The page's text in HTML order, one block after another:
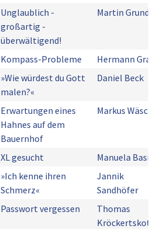
Unglaublich -
großartig -
überwältigend!
Martin Grunder
Kompass-Probleme Hermann
»Wie würdest du Gott
malen?«
Daniel Beck
Erwartungen eines
Hahnes auf dem
Bauernhof
Markus Wäsch
XL gesucht Manuela
»Ich kenne ihren
Schmerz«
Jannik
Sandhöfer
Passwort vergessen
Thomas